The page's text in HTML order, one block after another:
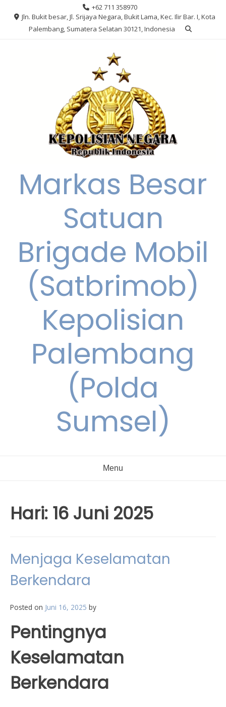
+62 711 358970
Jln. Bukit besar, Jl. Srijaya Negara, Bukit Lama, Kec. Ilir Bar. I, Kota
Palembang, Sumatera Selatan 30121, Indonesia
Markas Besar
Satuan
Brigade Mobil
(Satbrimob)
Kepolisian
Palembang
(Polda
Sumsel)
Menu
Hari: 16 Juni 2025
Menjaga Keselamatan
Berkendara
Posted on Juni 16, 2025 by
Pentingnya
Keselamatan
Berkendara